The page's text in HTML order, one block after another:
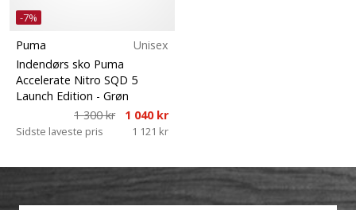
-7%
Puma
Unisex
Indendørs sko Puma
Accelerate Nitro SQD 5
Launch Edition - Grøn
1 300 kr
1 040 kr
Sidste laveste pris 1 121 kr